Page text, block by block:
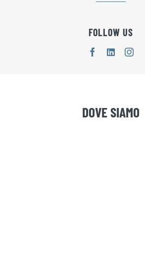
FOLLOW US
DOVE SIAMO